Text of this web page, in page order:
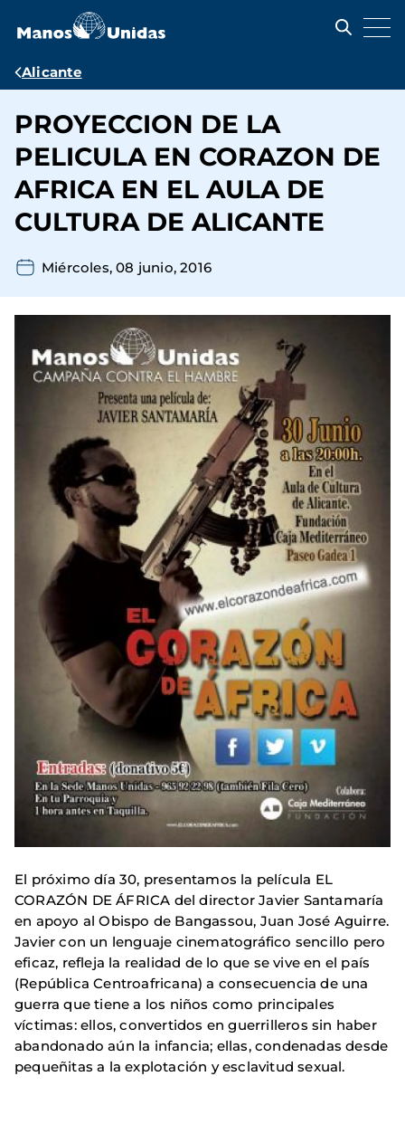
contenido
Ruta
navegación
Alicante
PROYECCION DE LA
PELICULA EN CORAZON DE
AFRICA EN EL AULA DE
CULTURA DE ALICANTE
Miércoles, 08 junio, 2016
El próximo día 30, presentamos la película EL
CORAZÓN DE ÁFRICA del director Javier Santamaría
en apoyo al Obispo de Bangassou, Juan José Aguirre.
Javier con un lenguaje cinematográfico sencillo pero
eficaz, refleja la realidad de lo que se vive en el país
(República Centroafricana) a consecuencia de una
guerra que tiene a los niños como principales
víctimas: ellos, convertidos en guerrilleros sin haber
abandonado aún la infancia; ellas, condenadas desde
pequeñitas a la explotación y esclavitud sexual.